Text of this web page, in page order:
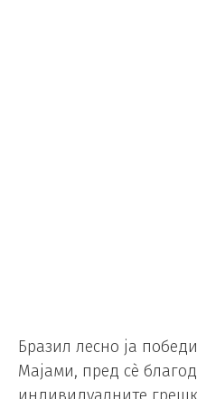
Бразил лесно ја
Мајами, пред сè